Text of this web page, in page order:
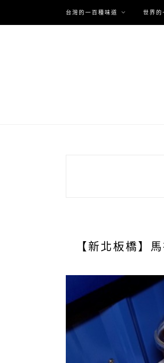
台灣的一百種味道 世界的
【新北板橋】